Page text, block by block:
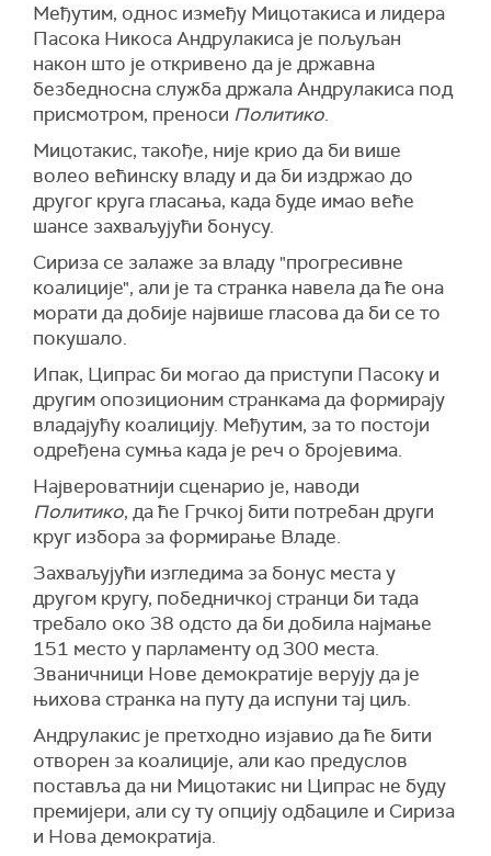
Међутим, однос између Мицотакиса и лидера
Пасока Никоса Андрулакиса је пољуљан
након што је откривено да је државна
безбедносна служба држала Андрулакиса под
присмотром, преноси Политико.
Мицотакис, такође, није крио да би више
волео већинску владу и да би издржао до
другог круга гласања, када буде имао веће
шансе захваљујући бонусу.
Сириза се залаже за владу "прогресивне
коалиције", али је та странка навелада ће она
морати дадобије највише гласовада би се то
покушало.
Ипак, Ципрас би могао да приступи Пасоку и
другим опозиционим странкама да формирају
владајућу коалицију. Међутим, за то постоји
одређена сумња када је реч о бројевима.
Највероватнији сценарио је, наводи
Политико, да ће Грчкој бити потребан други
круг избора за формирање Владе.
Захваљујући изгледима за бонус места у
другом кругу, победничкој странци би тада
требало око 38 одсто да би добила најмање
151 место у парламенту од 300 места.
Званичници Нове демократије верују да је
њихова странка на путу да испуни тај циљ.
Андрулакис је претходно изјавио да ће бити
отворен за коалиције, али као предуслов
поставља да ни Мицотакис ни Ципрас не буду
премијери, али су ту опцију одбациле и Сириза
и Нова демократија.